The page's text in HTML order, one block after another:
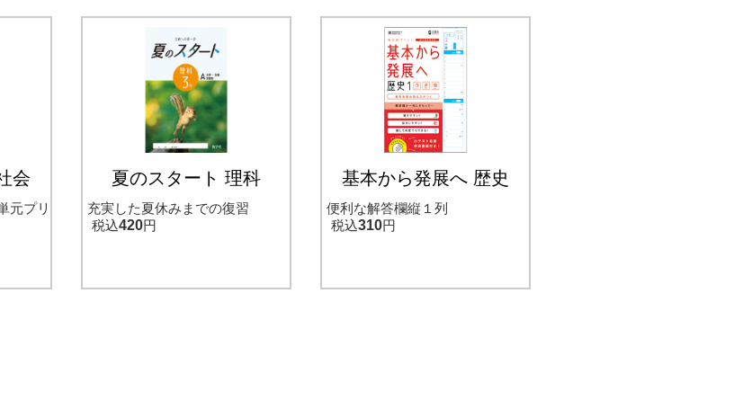
会
元プリ
夏のスタート 理科
充実した夏休みまでの復習
税込420円
基本から発展へ 歴史
便利な解答欄縦１列
税込310円